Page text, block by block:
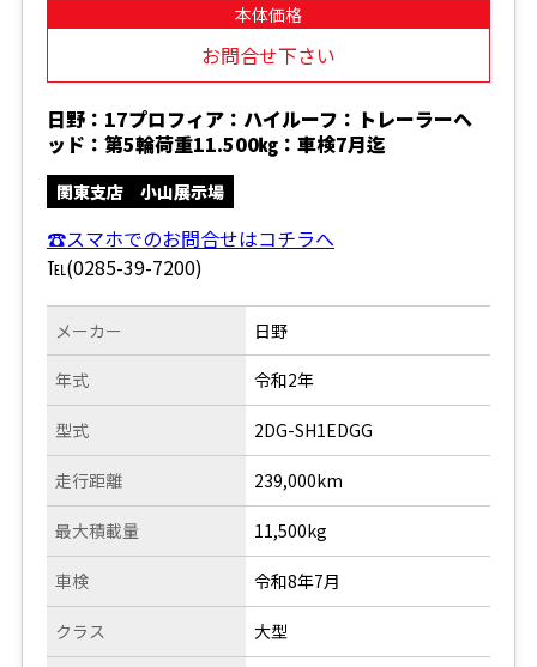
本体価格
お問合せ下さい
日野：17プロフィア：ハイルーフ：トレーラーヘ
ッド：第5輪荷重11.500㎏：車検7月迄
関東支店 小山展示場
☎スマホでのお問合せはコチラへ
℡(0285-39-7200)
メーカー
年式
型式
走行距離
日野
令和2年
2DG-SH1EDGG
239,000km
最大積載量
車検
クラス
11,500kg
令和8年7月
大型